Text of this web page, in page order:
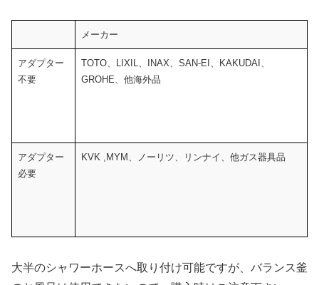
メーカー
アダプター
不要
TOTO、LIXIL、INAX、SAN-EI、KAKUDAI、
GROHE、他海外品
アダプター
必要
KVK ,MYM、ノーリツ、リンナイ、他ガス器具品
大半のシャワーホースへ取り付け可能ですが、バランス釜